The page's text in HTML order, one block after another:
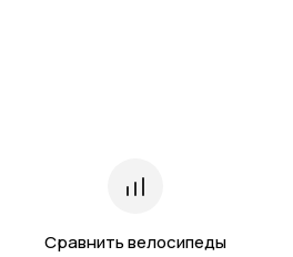
Сравнить велосипеды